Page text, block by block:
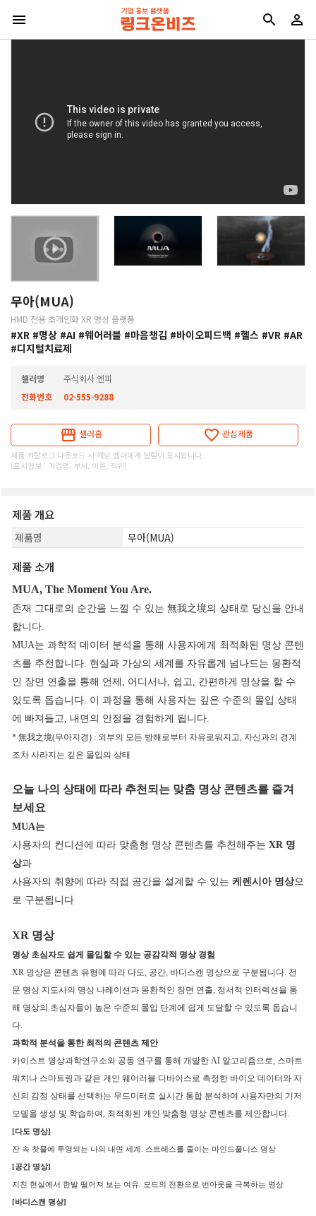
무아(MUA)
HMD 전용 초개인화 XR 명상 플랫폼
#XR #명상 #AI #웨어러블 #마음챙김 #바이오피드백 #헬스 #VR #AR
#디지털치료제
셀러명
주식회사 엔피
전화번호
02-555-9288
셀러홈 관심제품
제품 카탈로그 다운로드 시 해당 셀러에게 알림이 표시됩니다.
(표시정보 : 기업명, 부서, 이름, 직위)
제품 개요
제품명 무아(MUA)
제품 소개